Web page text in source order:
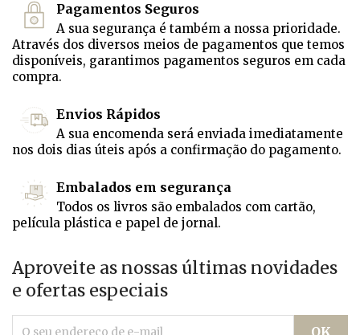
Pagamentos Seguros
A sua segurança é também a nossa prioridade.
Através dos diversos meios de pagamentos que temos
disponíveis, garantimos pagamentos seguros em cada
compra.
Envios Rápidos
A sua encomenda será enviada imediatamente
nos dois dias úteis após a confirmação do pagamento.
Embalados em segurança
Todos os livros são embalados com cartão,
película plástica e papel de jornal.
Aproveite as nossas últimas novidades
e ofertas especiais